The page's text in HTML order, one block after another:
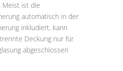
Meist ist die
automatisch in der
inkludiert, kann
Deckung nur für
abgeschlossen